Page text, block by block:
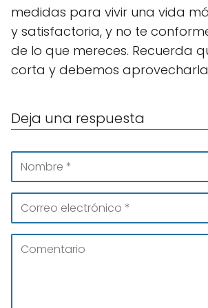
medidas para vivir una vida
y satisfactoria, y no te
de lo que mereces. Recuerda
corta y debemos
Deja una respuesta